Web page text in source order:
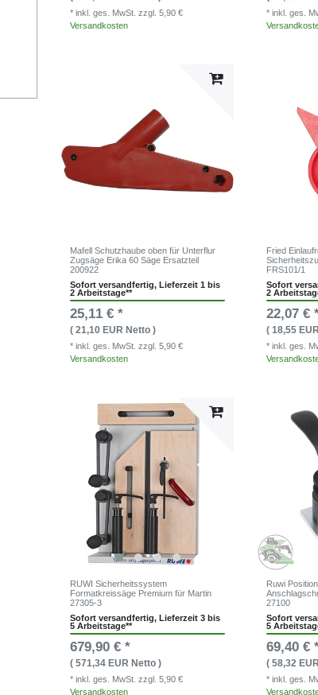
* inkl. ges. MwSt.zzgl. 5,90 €
Versandkosten
* inkl. ges.
Mafell Schutzhaube oben für Unterflur
Zugsäge Erika 60 Säge Ersatzteil
200922
Sofort versandfertig, Lieferzeit 1 bis
2 Arbeitstage**
25,11 € *
( 21,10 EUR Netto )
* inkl. ges. MwSt.zzgl. 5,90 €
Versandkosten
Fried
FRS101/1
Sofort
2
22,07 €
( 18,55
* inkl. ges.
RUWI Sicherheitssystem
Formatkreissäge Premium für Martin
27305-3
Sofort versandfertig, Lieferzeit 3 bis
5 Arbeitstage**
679,90 € *
( 571,34 EUR Netto )
* inkl. ges. MwSt.zzgl. 5,90 €
Versandkosten
Ruwi
27100
Sofort
5
69,40 €
( 58,32
* inkl. ges.